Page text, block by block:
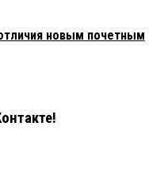
новым почетным